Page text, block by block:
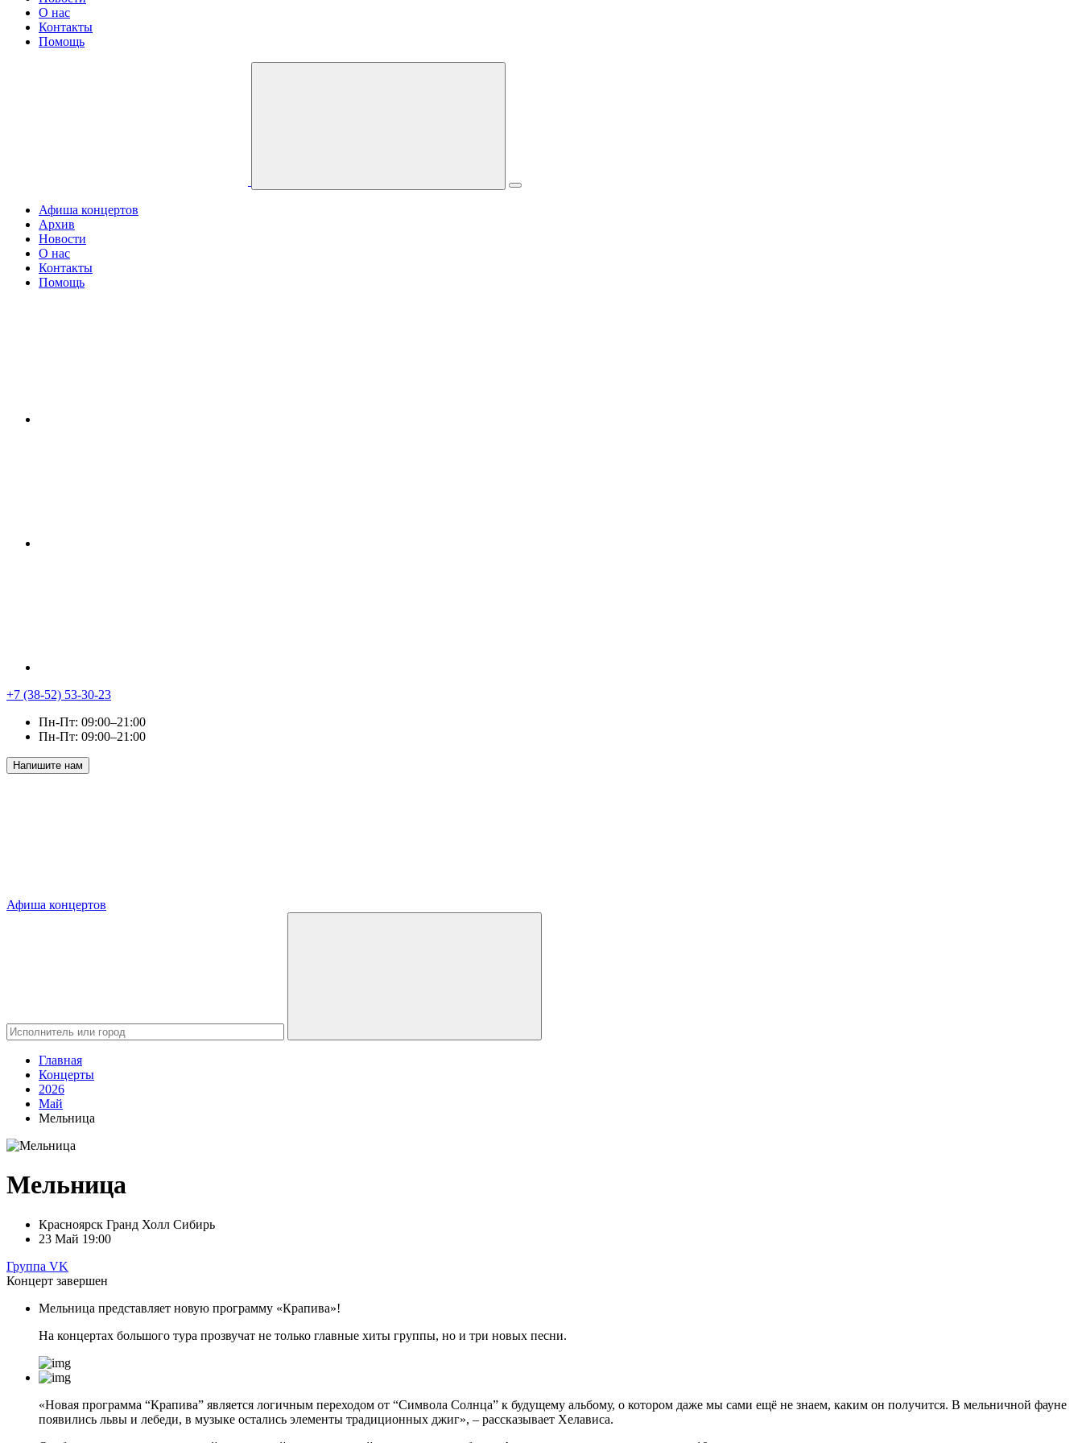
О нас
Контакты
Помощь
Афиша концертов
Архив
Новости
О нас
Контакты
Помощь
+7 (38-52) 53-30-23
Пн-Пт: 09:00–21:00
Пн-Пт: 09:00–21:00
Напишите нам
Афиша концертов
Главная
Концерты
2026
Май
Мельница
Мельница
Красноярск Гранд Холл Сибирь
23 Май 19:00
Группа VK
Концерт завершен
Мельница представляет новую программу «Крапива»!
На концертах большого тура прозвучат не только главные хиты группы, но и три новых песни.
«Новая программа “Крапива” является логичным переходом от “Символа Солнца” к будущему альбому, о котором даже мы сами ещё не знаем, каким он получится. В мельничной фауне
появились львы и лебеди, в музыке остались элементы традиционных джиг», – рассказывает Хелависа.